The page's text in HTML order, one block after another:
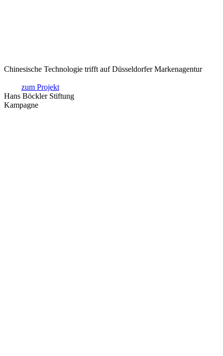
Chinesische Technologie trifft auf Düsseldorfer Markenagentur
zum Projekt
Hans Böckler Stiftung
Kampagne